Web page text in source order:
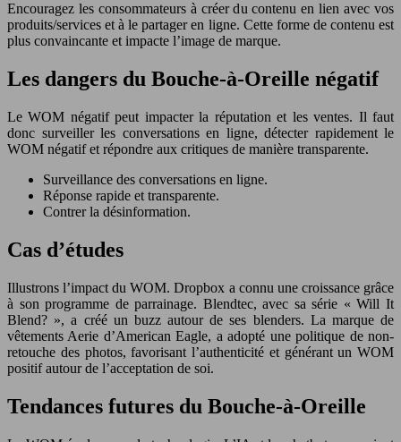
Encouragez les consommateurs à créer du contenu en lien avec vos
produits/services et à le partager en ligne. Cette forme de contenu est
plus convaincante et impacte l’image de marque.
Les dangers du Bouche-à-Oreille négatif
Le WOM négatif peut impacter la réputation et les ventes. Il faut
donc surveiller les conversations en ligne, détecter rapidement le
WOM négatif et répondre aux critiques de manière transparente.
Surveillance des conversations en ligne.
Réponse rapide et transparente.
Contrer la désinformation.
Cas d’études
Illustrons l’impact du WOM. Dropbox a connu une croissance grâce
à son programme de parrainage. Blendtec, avec sa série « Will It
Blend? », a créé un buzz autour de ses blenders. La marque de
vêtements Aerie d’American Eagle, a adopté une politique de non-
retouche des photos, favorisant l’authenticité et générant un WOM
positif autour de l’acceptation de soi.
Tendances futures du Bouche-à-Oreille